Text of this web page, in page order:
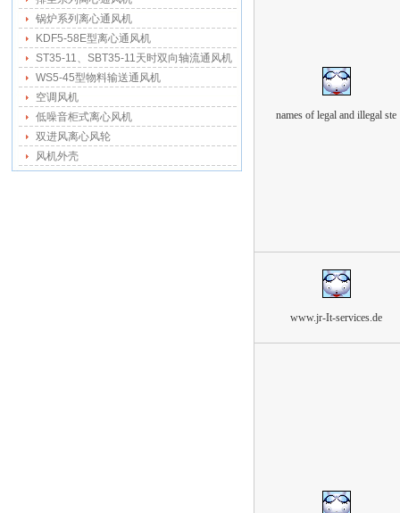
锅炉系列离心通风机
KDF5-58E型离心通风机
ST35-11、SBT35-11天时双向轴流通风机
WS5-45型物料输送通风机
空调风机
低噪音柜式离心风机
双进风离心风轮
风机外壳
names of legal and illegal ste
www.jr-It-services.de